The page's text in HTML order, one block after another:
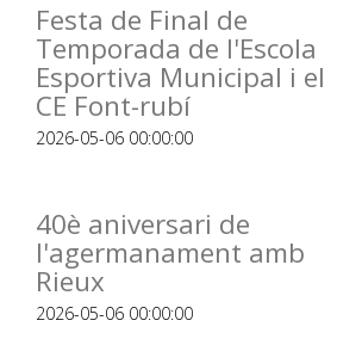
Festa de Final de
Temporada de l'Escola
Esportiva Municipal i el
CE Font-rubí
2026-05-06 00:00:00
40è aniversari de
l'agermanament amb
Rieux
2026-05-06 00:00:00